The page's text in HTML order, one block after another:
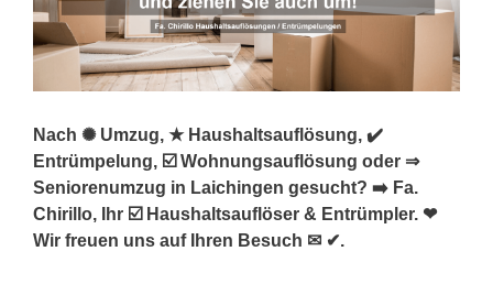
Nach ✺ Umzug, ★ Haushaltsauflösung, ✔️
Entrümpelung, ☑️ Wohnungsauflösung oder ⇒
Seniorenumzug in Laichingen gesucht? ➡️ Fa.
Chirillo, Ihr ☑️ Haushaltsauflöser & Entrümpler. ❤
Wir freuen uns auf Ihren Besuch ✉ ✔.